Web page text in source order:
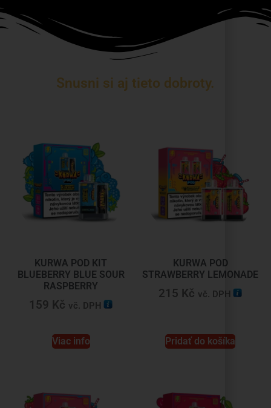
Snusni si aj tieto dobroty.
KURWA POD KIT
BLUEBERRY BLUE SOUR
RASPBERRY
159 Kč vč. DPH
Viac info
KURWA POD
STRAWBERRY LEMONADE
215 Kč vč. DPH
Pridať do košíka